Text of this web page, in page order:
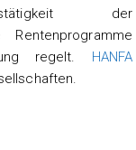
der
Rentenprogramme
regelt. HANFA